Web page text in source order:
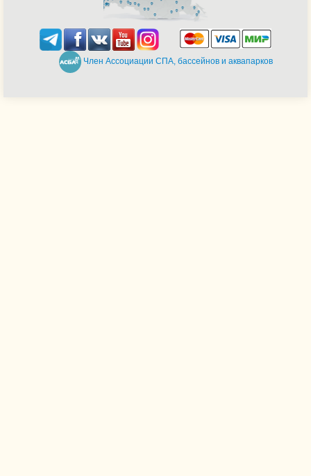
Член Ассоциации СПА, бассейнов и аквапарков